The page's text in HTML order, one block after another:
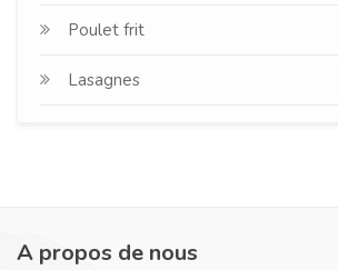
Poulet frit
Lasagnes
A propos de nous